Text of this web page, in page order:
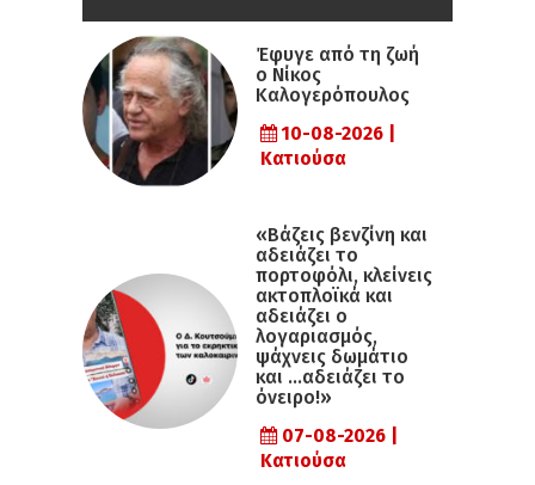
Έφυγε από τη ζωή
ο Νίκος
Καλογερόπουλος
10-08-2026 |
Κατιούσα
«Βάζεις βενζίνη και
αδειάζει το
πορτοφόλι, κλείνεις
ακτοπλοϊκά και
αδειάζει ο
λογαριασμός,
ψάχνεις δωμάτιο
και …αδειάζει το
όνειρο!»
07-08-2026 |
Κατιούσα